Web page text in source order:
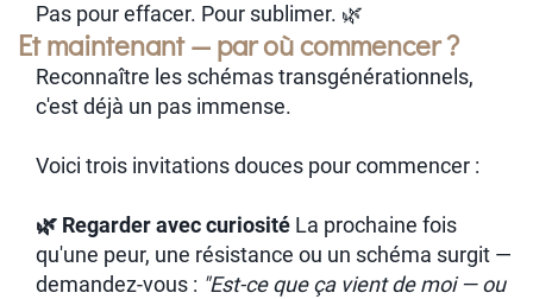
Pas pour effacer. Pour sublimer. 🌿
Et maintenant — par où commencer ?
Reconnaître les schémas transgénérationnels,
c'est déjà un pas immense.
Voici trois invitations douces pour commencer :
🌿 Regarder avec curiosité La prochaine fois
qu'une peur, une résistance ou un schéma surgit —
demandez-vous : "Est-ce que ça vient de moi — ou